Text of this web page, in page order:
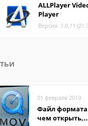
ALLPlayer
Player
Версия: 1.0.11
01 февраля 2019
Файл формата
чем открыть,